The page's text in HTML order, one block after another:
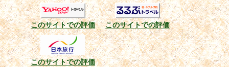
このサイトでの評価 このサイトでの評価
このサイトでの評価